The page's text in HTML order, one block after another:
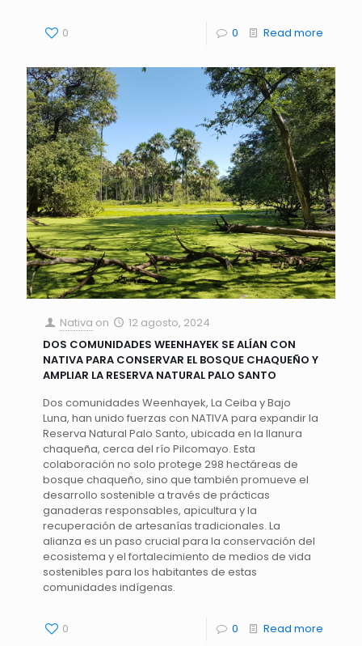
0 0 Read more
Nativa on
12 agosto, 2024
DOS COMUNIDADES WEENHAYEK SE ALÍAN CON
NATIVA PARA CONSERVAR EL BOSQUE CHAQUEÑO Y
AMPLIAR LA RESERVA NATURAL PALO SANTO
Dos comunidades Weenhayek, La Ceiba y Bajo
Luna, han unido fuerzas con NATIVA para expandir la
Reserva Natural Palo Santo, ubicada en la llanura
chaqueña, cerca del río Pilcomayo. Esta
colaboración no solo protege 298 hectáreas de
bosque chaqueño, sino que también promueve el
desarrollo sostenible a través de prácticas
ganaderas responsables, apicultura y la
recuperación de artesanías tradicionales. La
alianza es un paso crucial para la conservación del
ecosistema y el fortalecimiento de medios de vida
sostenibles para los habitantes de estas
comunidades indígenas.
0 0 Read more